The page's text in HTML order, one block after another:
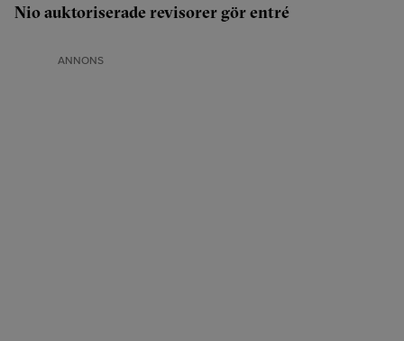
Nio auktoriserade revisorer gör entré
ANNONS